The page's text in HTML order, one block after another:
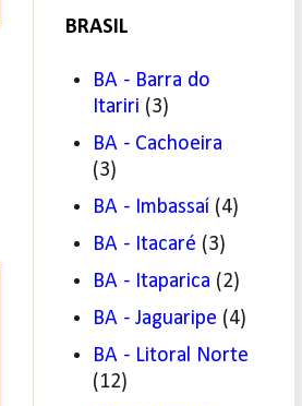
BRASIL
BA - Barra do
Itariri (3)
BA - Cachoeira
(3)
BA - Imbassaí (4)
BA - Itacaré (3)
BA - Itaparica (2)
BA - Jaguaripe (4)
BA - Litoral Norte
(12)